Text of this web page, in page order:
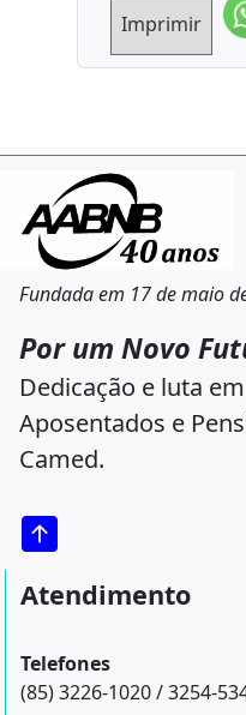
Imprimir
Fundada em 17 de maio
Por um Novo
Dedicação e luta
Aposentados e
Camed.
Atendimento
Telefones
(85) 3226-1020 / 3254-